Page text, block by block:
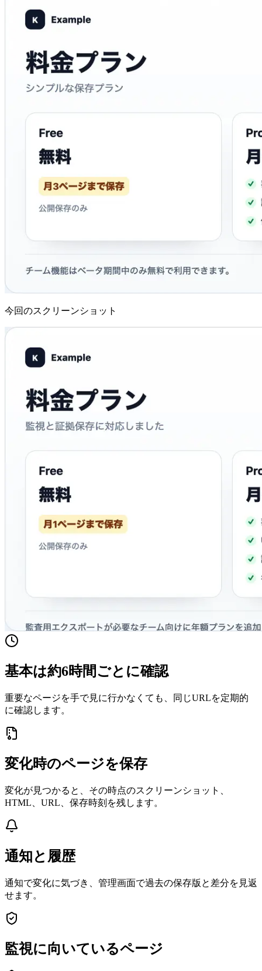
今回のスクリーンショット
基本は約6時間ごとに確認
重要なページを手で見に行かなくても、同じURLを定期的
に確認します。
変化時のページを保存
変化が見つかると、その時点のスクリーンショット、
HTML、URL、保存時刻を残します。
通知と履歴
通知で変化に気づき、管理画面で過去の保存版と差分を見返
せます。
監視に向いているページ